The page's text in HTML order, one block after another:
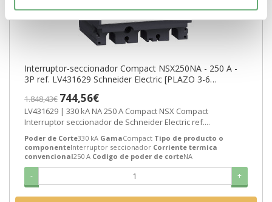
Interruptor-seccionador Compact NSX250NA - 250 A -
3P ref. LV431629 Schneider Electric [PLAZO 3-6
1.848,43€ 744,56€
LV431629 | 330 kA NA 250 A Compact NSX Compact
Interruptor seccionador de Schneider Electric ref....
Poder de Corte330 kA GamaCompact Tipo de producto o
componenteInterruptor seccionador Corriente termica
convencional250 A Codigo de poder de corteNA
- +